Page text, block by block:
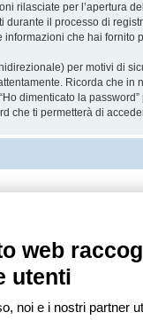
rilasciate per l’apertura
il processo di
che hai fornito
per motivi di
Ricorda che
dimenticato la
che ti permetterà di
web
utenti
noi e i nostri partner